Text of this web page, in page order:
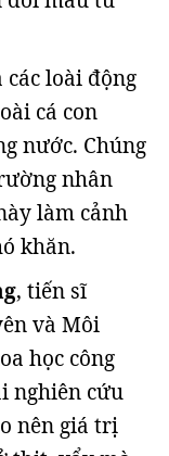
các loài động
cá con
nước. Chúng
nhân
làm cảnh
khăn.
, tiến sĩ
và Môi
học công
nghiên cứu
nên giá trị